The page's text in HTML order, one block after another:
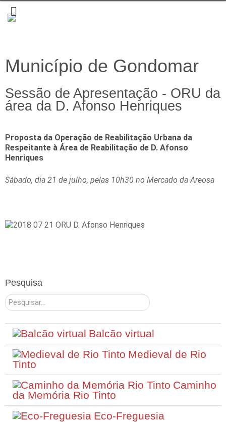
Pesquisa
Pesquisar
Balcão virtual
Medieval de Rio
Tinto
Caminho
da Memória Rio Tinto
Eco-Freguesia
Município de Gondomar
Sessão de Apresentação - ORU da
área da D. Afonso Henriques
Proposta da Operação de Reabilitação Urbana da
Respeitante à Área de Reabilitação de D. Afonso
Henriques
Sábado, dia 21 de julho, pelas 10h30 no Mercado da Areosa